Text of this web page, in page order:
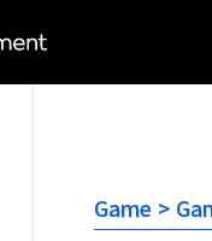
Game >